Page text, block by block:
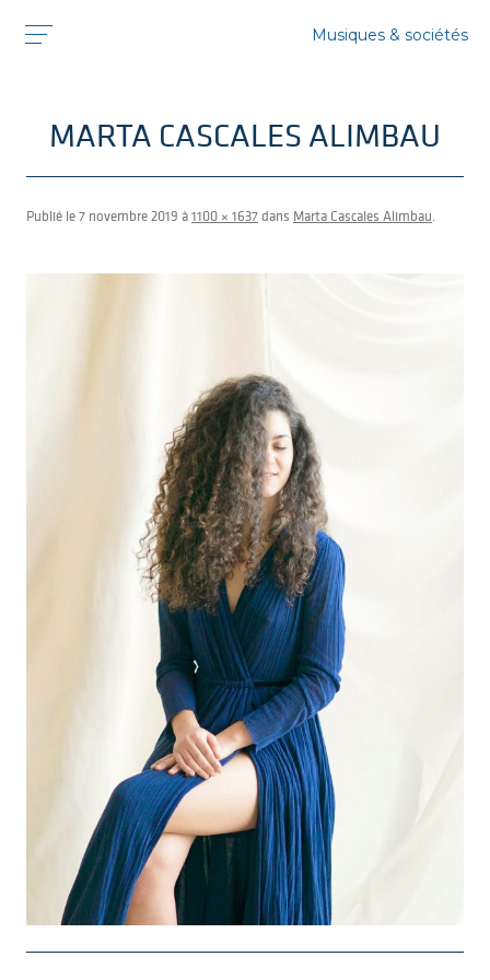
MARTA CASCALES ALIMBAU
Publié le7 novembre 2019 à1100 × 1637dans Marta Cascales Alimbau.
Musiques & sociétés